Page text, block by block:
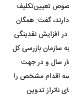
تعیین‌تکلیف
گفت: همگان
افزایش نقدینگی
سازمان بازرسی کل
سال و در جهت
سه اقدام مشخص را
ناتراز تدوین